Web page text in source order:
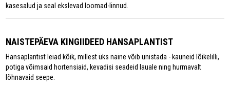
kasesalud ja seal ekslevad loomad-linnud.
NAISTEPÄEVA KINGIIDEED HANSAPLANTIST
Hansaplantist leiad kõik, millest üks naine võib unistada - kauneid lõikelilli,
potiga võimsaid hortensiaid, kevadisi seadeid lauale ning hurmavalt
lõhnavaid seepe.